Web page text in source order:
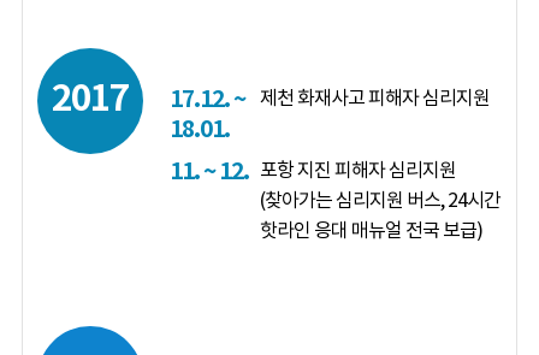
2017
17.12. ~
18.01.
제천 화재사고 피해자 심리지원
11. ~ 12. 포항 지진 피해자 심리지원
(찾아가는 심리지원 버스, 24시간
핫라인 응대 매뉴얼 전국 보급)